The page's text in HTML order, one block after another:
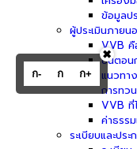
ข้อมูลป
ผู้ประเมินภาย
VVB คื
ขั้นตอน
แนวทา
การทว
VVB ที่
ค่าธรร
ระเบียบและประ
ก- ก ก+
✖